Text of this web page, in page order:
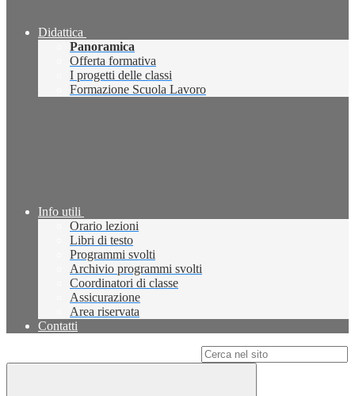
Didattica
Panoramica
Offerta formativa
I progetti delle classi
Formazione Scuola Lavoro
Info utili
Orario lezioni
Libri di testo
Programmi svolti
Archivio programmi svolti
Coordinatori di classe
Assicurazione
Area riservata
Contatti